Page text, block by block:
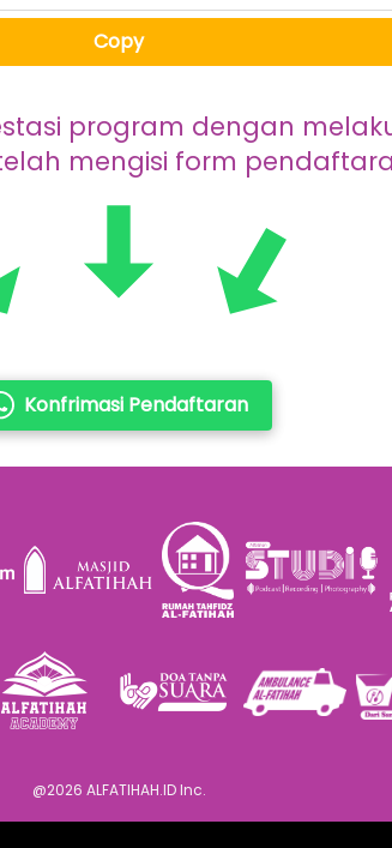
`
Copy
program dengan
mengisi form
Konfrimasi Pendaftaran
@2026 ALFATIHAH.ID Inc.